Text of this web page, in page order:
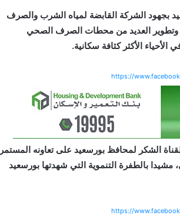
بجهود الشركة القابضة لمياه الشرب والصرف
وتطوير العديد من محطات الصرف الصحي
الأكثر كثافة سكانية.
https://
الشكر لمحافظ بورسعيد على تعاونه المستمر
بالطفرة التنموية التي شهدتها بورسعيد
https://